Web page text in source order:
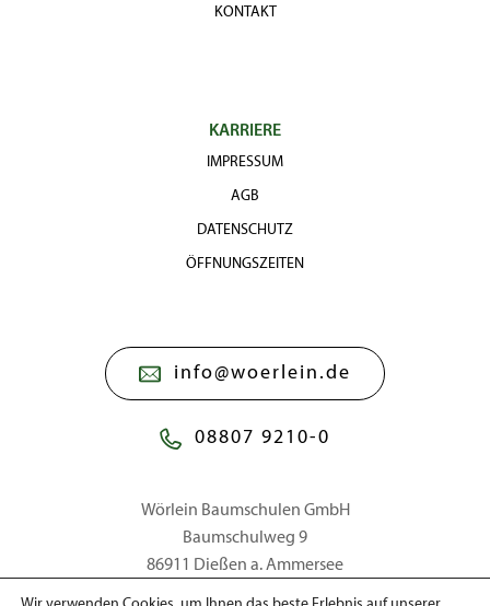
KONTAKT
KARRIERE
IMPRESSUM
AGB
DATENSCHUTZ
ÖFFNUNGSZEITEN
info@woerlein.de
08807 9210-0
Wörlein Baumschulen GmbH
Baumschulweg 9
86911 Dießen a. Ammersee